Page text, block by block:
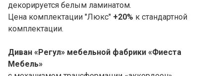
декорируется белым ламинатом.
Цена комплектации "Люкс" +20% к стандартной
комплектации.
Диван «Регул» мебельной фабрики «Фиеста
Мебель»